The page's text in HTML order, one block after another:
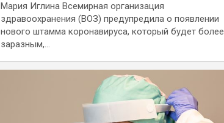
Мария Иглина Всемирная организация
здравоохранения (ВОЗ) предупредила о появлении
нового штамма коронавируса, который будет более
заразным,…